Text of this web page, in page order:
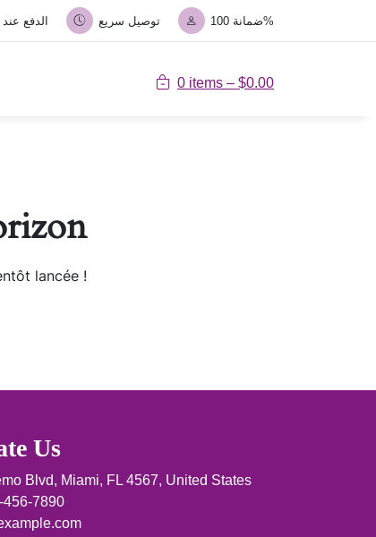
الدفع عند توصيل سريع ضمانة 100%
0 items – $0.00
lancée !
Us
Blvd, Miami, FL 4567, United States
456-7890